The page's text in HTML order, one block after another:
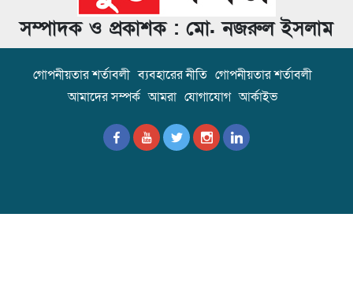
সম্পাদক ও প্রকাশক : মো. নজরুল ইসলাম
গোপনীয়তার শর্তাবলী ব্যবহারের নীতি গোপনীয়তার শর্তাবলী
আমাদের সম্পর্ক আমরা যোগাযোগ আর্কাইভ